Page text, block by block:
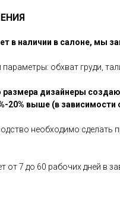
в наличии в салоне, мы
обхват груди,
дизайнеры
20% выше (в
необходимо
от 7 до 60 рабочих дней в